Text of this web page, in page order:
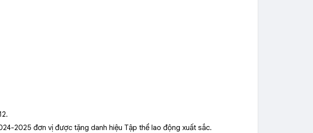
2025 đơn vị được tặng danh hiệu Tập thể lao động xuất sắc.